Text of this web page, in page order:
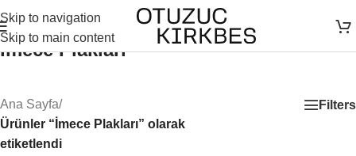
Skip to navigation
Skip to main content
İmece Plakları
Ana Sayfa/
Ürünler “İmece Plakları” olarak
etiketlendi
Filters